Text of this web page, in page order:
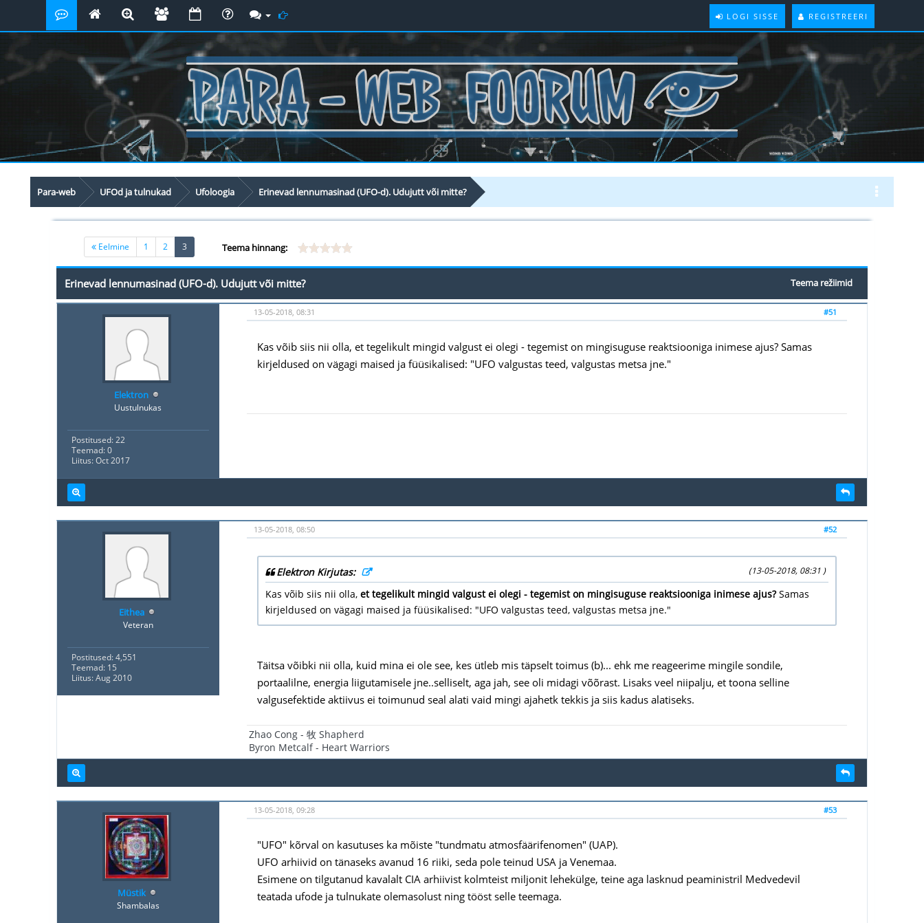
LOGI SISSE REGISTREERI
Para-web UFOd ja tulnukad Ufoloogia Erinevad lennumasinad (UFO-d). Udujutt või mitte?
Eelmine 1 2 3 Teema hinnang:
Teema režiimid
Erinevad lennumasinad (UFO-d). Udujutt või mitte?
Elektron
Uustulnukas
Postitused: 22
Teemad: 0
Liitus: Oct 2017
#51
13-05-2018, 08:31
Kas võib siis nii olla, et tegelikult mingid valgust ei olegi - tegemist on mingisuguse reaktsiooniga inimese ajus? Samas
kirjeldused on vägagi maised ja füüsikalised: "UFO valgustas teed, valgustas metsa jne."
Eithea
Veteran
Postitused: 4,551
Teemad: 15
Liitus: Aug 2010
#52
13-05-2018, 08:50
(13-05-2018, 08:31 )
Elektron Kirjutas:
Kas võib siis nii olla, et tegelikult mingid valgust ei olegi - tegemist on mingisuguse reaktsiooniga inimese ajus?Samas
kirjeldused on vägagi maised ja füüsikalised: "UFO valgustas teed, valgustas metsa jne."
Täitsa võibki nii olla, kuid mina ei ole see, kes ütleb mis täpselt toimus (b)... ehk me reageerime mingile sondile,
portaalilne, energia liigutamisele jne..selliselt, aga jah, see oli midagi võõrast. Lisaks veel niipalju, et toona selline
valgusefektide aktiivus ei toimunud seal alati vaid mingi ajahetk tekkis ja siis kadus alatiseks.
Zhao Cong - 牧 Shapherd
Byron Metcalf - Heart Warriors
Müstik
Shambalas
#53
13-05-2018, 09:28
"UFO" kõrval on kasutuses ka mõiste "tundmatu atmosfäärifenomen" (UAP).
UFO arhiivid on tänaseks avanud 16 riiki, seda pole teinud USA ja Venemaa.
Esimene on tilgutanud kavalalt CIA arhiivist kolmteist miljonit lehekülge, teine aga lasknud peaministril Medvedevil
teatada ufode ja tulnukate olemasolust ning tööst selle teemaga.